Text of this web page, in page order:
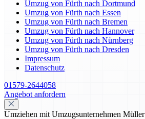
Umzug von Fürth nach Dortmund
Umzug von Fürth nach Essen
Umzug von Fürth nach Bremen
Umzug von Fürth nach Hannover
Umzug von Fürth nach Nürnberg
Umzug von Fürth nach Dresden
Impressum
Datenschutz
01579-2644058
Angebot anfordern
Umziehen mit Umzugsunternehmen Müller